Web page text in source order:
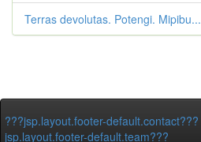
Terras devolutas. Potengi. Mipibu...
???jsp.layout.footer-default.contact???
jsp.layout.footer-default.team???